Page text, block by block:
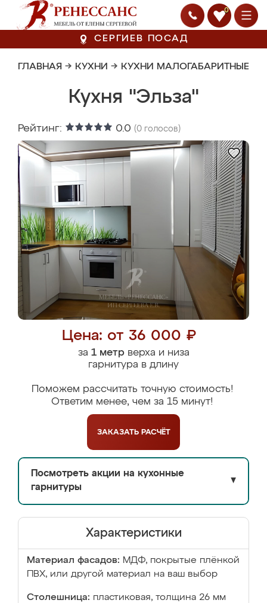
0
СЕРГИЕВ ПОСАД
ГЛАВНАЯ → КУХНИ → КУХНИ МАЛОГАБАРИТНЫЕ
Кухня "Эльза"
Рейтинг: 0.0 (0 голосов)
Цена: от 36 000 ₽
за 1 метрверха и низа
гарнитура в длину
Поможем рассчитать точную стоимость!
Ответим менее, чем за 15 минут!
ЗАКАЗАТЬ РАСЧЁТ
Посмотреть акции на кухонные
гарнитуры
▼
Характеристики
Материал фасадов: МДФ, покрытые плёнкой
ПВХ, или другой материал на ваш выбор
Столешница: пластиковая, толщина 26 мм